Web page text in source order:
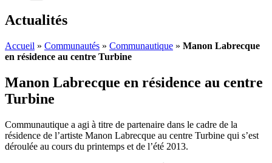
Actualités
Accueil » Communautés » Communautique » Manon Labrecque
en résidence au centre Turbine
Manon Labrecque en résidence au centre
Turbine
Communautique a agi à titre de partenaire dans le cadre de la
résidence de l’artiste Manon Labrecque au centre Turbine qui s’est
déroulée au cours du printemps et de l’été 2013.